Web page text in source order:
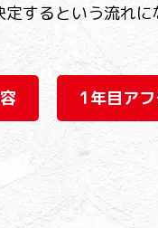
するという流れに
1年目ア